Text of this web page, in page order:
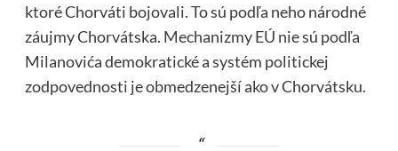
ktoré Chorváti bojovali. To sú podľa neho národné
záujmy Chorvátska. Mechanizmy EÚ nie sú podľa
Milanovića demokratické a systém politickej
zodpovednosti je obmedzenejší ako v Chorvátsku.